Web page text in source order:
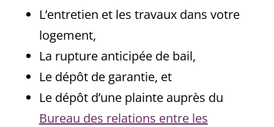
L’entretien et les travaux dans votre
logement,
La rupture anticipée de bail,
Le dépôt de garantie, et
Le dépôt d’une plainte auprès du
Bureau des relations entre les